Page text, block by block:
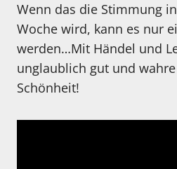
Wenn das die Stimmung
Woche wird, kann es nur
werden…Mit Händel und
unglaublich gut und
Schönheit!